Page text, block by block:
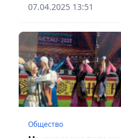
07.04.2025 13:51
Общество